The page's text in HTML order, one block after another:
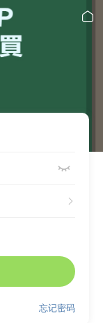



忘记密码